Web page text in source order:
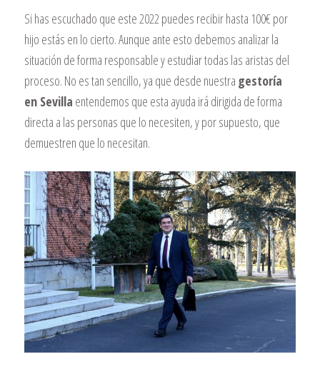
Si has escuchado que este 2022 puedes recibir hasta 100€ por
hijo estás en lo cierto. Aunque ante esto debemos analizar la
situación de forma responsable y estudiar todas las aristas del
proceso. No es tan sencillo, ya que desde nuestra gestoría
en Sevilla entendemos que esta ayuda irá dirigida de forma
directa a las personas que lo necesiten, y por supuesto, que
demuestren que lo necesitan.